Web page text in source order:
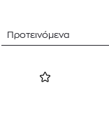
Design
Προτεινόμενα